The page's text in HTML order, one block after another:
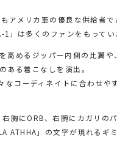
アメリカ軍の優良な供給者
」は多くのファンをもってい
高めるジッパー内側の比翼
ある着こなしを演出。
コーディネイトに合わせや
にORB、右腕にカガリの
ATHHA」の文字が現れるギ